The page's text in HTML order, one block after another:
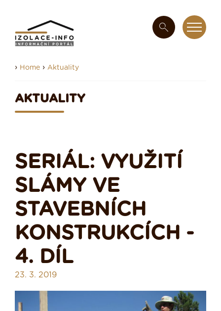
› Home › Aktuality
AKTUALITY
SERIÁL: VYUŽITÍ
SLÁMY VE
STAVEBNÍCH
KONSTRUKCÍCH -
4. DÍL
23. 3. 2019